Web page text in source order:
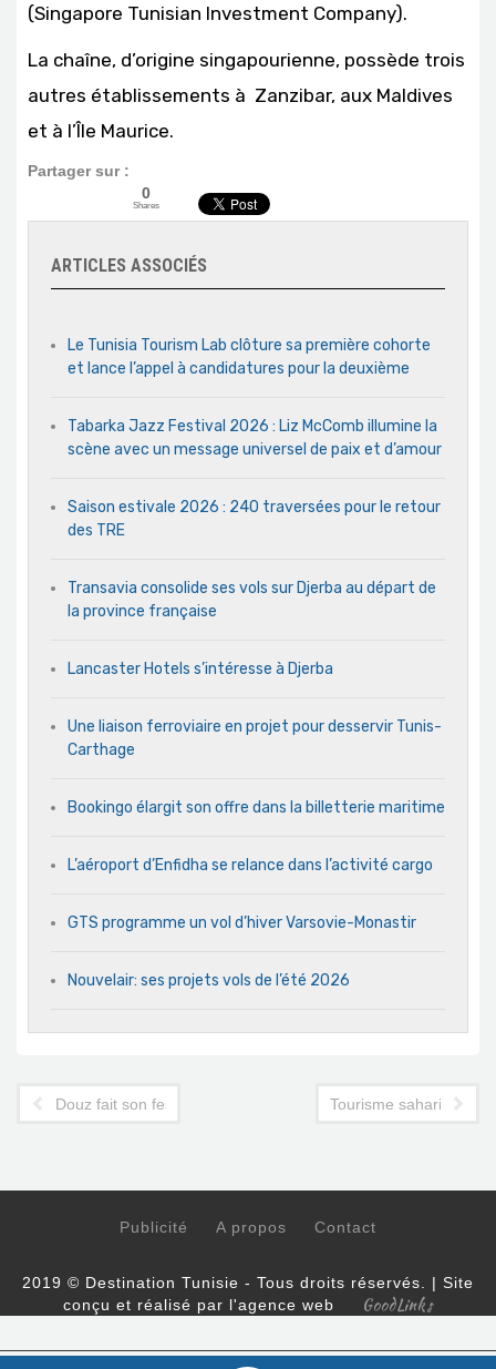
(Singapore Tunisian Investment Company).
La chaîne, d’origine singapourienne, possède trois
autres établissements à Zanzibar, aux Maldives
et à l’Île Maurice.
Partager sur :
0
Shares
ARTICLES ASSOCIÉS
Le Tunisia Tourism Lab clôture sa première cohorte
et lance l’appel à candidatures pour la deuxième
Tabarka Jazz Festival 2026 : Liz McComb illumine la
scène avec un message universel de paix et d’amour
Saison estivale 2026 : 240 traversées pour le retour
des TRE
Transavia consolide ses vols sur Djerba au départ de
la province française
Lancaster Hotels s’intéresse à Djerba
Une liaison ferroviaire en projet pour desservir Tunis-
Carthage
Bookingo élargit son offre dans la billetterie maritime
L’aéroport d’Enfidha se relance dans l’activité cargo
GTS programme un vol d’hiver Varsovie-Monastir
Nouvelair: ses projets vols de l’été 2026
Douz fait son festival Tourisme saharien :
Publicité A propos Contact
2019 © Destination Tunisie - Tous droits réservés. | Site
conçu et réalisé par l'agence web
GoodLinks